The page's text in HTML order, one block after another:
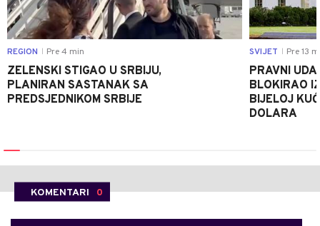
REGION Pre 4 min
ZELENSKI STIGAO U SRBIJU,
PLANIRAN SASTANAK SA
PREDSJEDNIKOM SRBIJE
SVIJET Pre 13
PRAVNI
BLOKIRAO
BIJELOJ
DOLARA
KOMENTARI 0